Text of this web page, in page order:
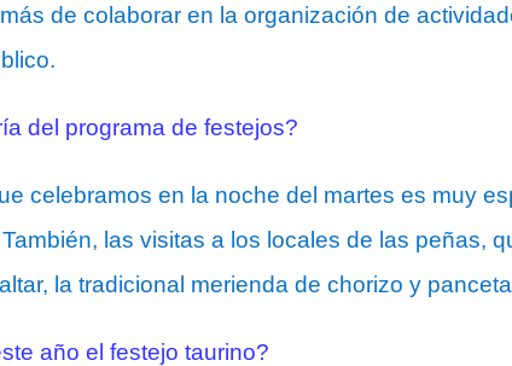
de colaborar en la organización de
del programa de festejos?
celebramos en la noche del martes es muy
las visitas a los locales de las peñas,
la tradicional merienda de chorizo y
año el festejo taurino?